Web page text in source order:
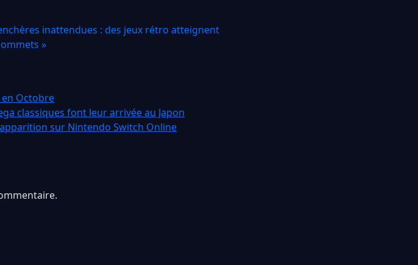
inattendues : des jeux rétro atteignent
»
en Octobre
classiques font leur arrivée au Japon
sur Nintendo Switch Online